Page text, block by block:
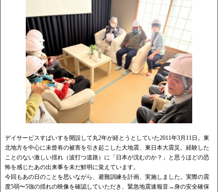
デイサービスすぱいすを開設して丸2年が経とうとしていた2011年3月11日。東
北地方を中心に未曾有の被害を引き起こした大地震、東日本大震災。経験した
ことのない激しい揺れ（波打つ道路）に「日本が沈むのか？」と思うほどの恐
怖を感じたあの出来事を未だ鮮明に覚えています。
今回もあの日のことを思いながら、避難訓練を計画、実施しました。実際の震
度5弱〜5強の揺れの映像を確認していただき、緊急地震速報音→身の安全確保